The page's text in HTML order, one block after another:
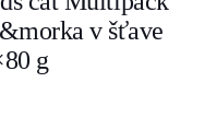
v šťave
g